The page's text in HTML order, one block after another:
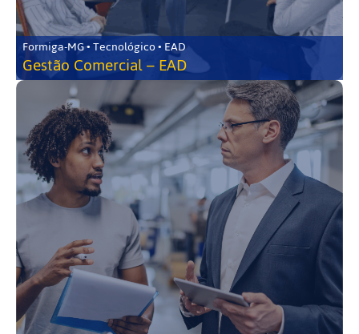
Formiga-MG • Tecnológico • EAD
Gestão Comercial – EAD